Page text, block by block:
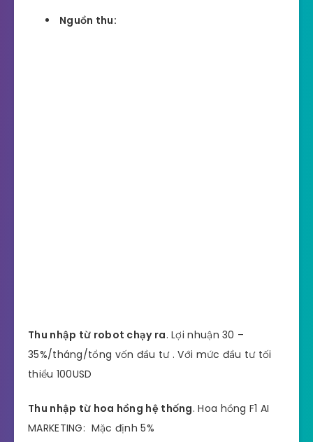
Nguồn thu:
Thu nhập từ robot chạy ra. Lợi nhuận 30 –
35%/tháng/tổng vốn đầu tư . Với mức đầu tư tối
thiểu 100USD
Thu nhập từ hoa hồng hệ thống. Hoa hồng F1 AI
MARKETING: Mặc định 5%